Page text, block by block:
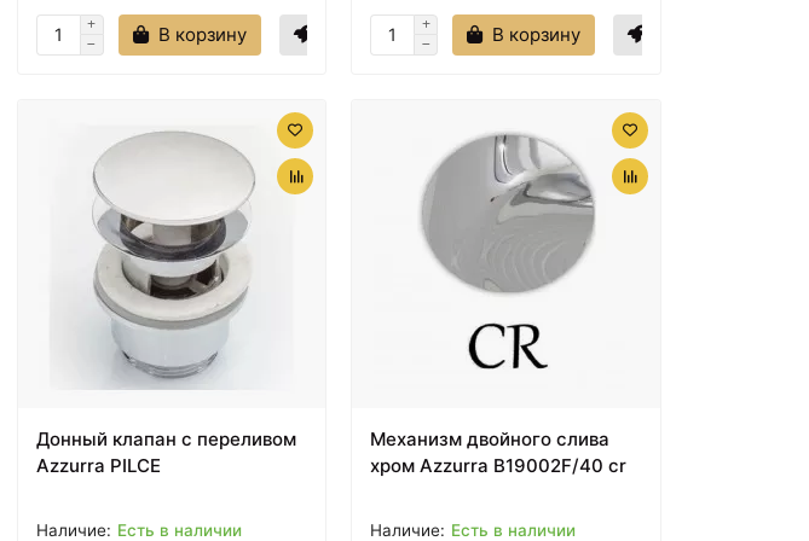
В корзину В корзину
Донный клапан с переливом
Azzurra PILCE
Есть в наличии
Механизм двойного слива
хром Azzurra B19002F/40 cr
Есть в наличии